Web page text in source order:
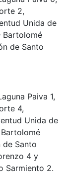
2,
Unida de
Bartolomé
de Santo
Paiva 1,
4,
Unida de
de Santo
4 y
Sarmiento 2.